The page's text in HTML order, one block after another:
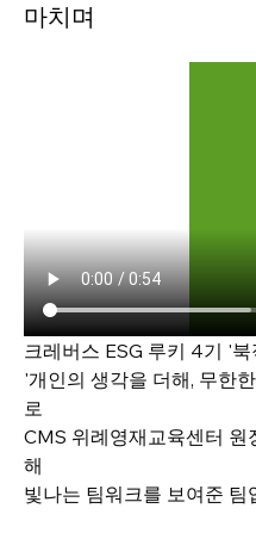
마치며
'개인의 생각을 더해, 무한
로
CMS 위례영재교육센터 원
해
빛나는 팀워크를 보여준 팀